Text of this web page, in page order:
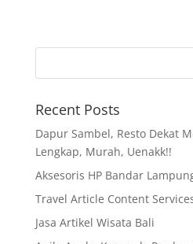
Recent Posts
Dapur Sambel, Resto Dekat
Lengkap, Murah, Uenakk!!
Aksesoris HP Bandar
Travel Article Content
Jasa Artikel Wisata Bali